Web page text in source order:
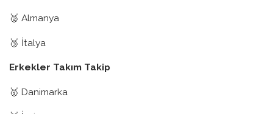
🥈 Almanya
🥉 İtalya
Erkekler Takım Takip
🥇 Danimarka